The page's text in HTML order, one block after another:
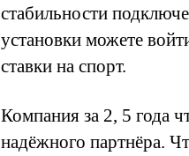
стабильности
установки можете
ставки на спорт.
Компания за 2, 5 года
надёжного партнёра.